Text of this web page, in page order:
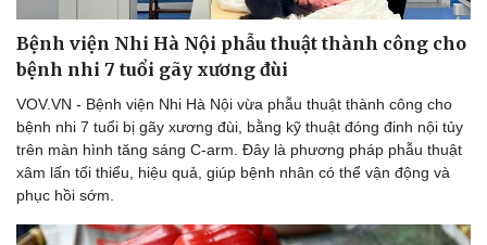
Bệnh viện Nhi Hà Nội phẫu thuật thành công cho
bệnh nhi 7 tuổi gãy xương đùi
VOV.VN - Bệnh viện Nhi Hà Nội vừa phẫu thuật thành công cho
bệnh nhi 7 tuổi bị gãy xương đùi, bằng kỹ thuật đóng đinh nội tủy
trên màn hình tăng sáng C-arm. Đây là phương pháp phẫu thuật
xâm lấn tối thiểu, hiệu quả, giúp bệnh nhân có thể vận động và
phục hồi sớm.